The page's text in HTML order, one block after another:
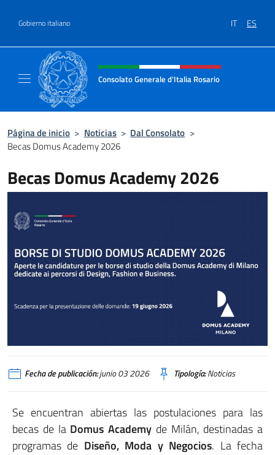
Gobierno italiano IT ES
Encabezado del sitio web,
Consolato Generale d'Italia Rosario
Página de inicio > Noticias > Dal Consolato >
Becas Domus Academy 2026
Becas Domus Academy 2026
Fecha de publicación:junio 03 2026 Tipología:Noticias
Se encuentran abiertas las postulaciones para las
becas de la Domus Academy de Milán, destinadas a
programas de Diseño, Moda y Negocios. La fecha